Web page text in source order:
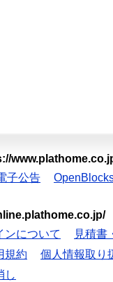
子公告
ンについて 見積書
規約 個人情報取り
し